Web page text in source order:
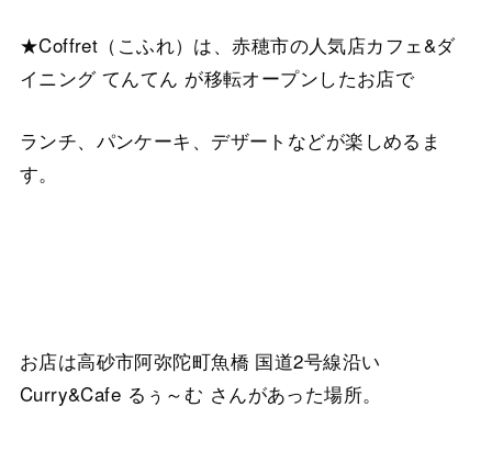
★Coffret（こふれ）は、赤穂市の人気店カフェ&ダ
イニング てんてん が移転オープンしたお店で
ランチ、パンケーキ、デザートなどが楽しめるま
す。
お店は高砂市阿弥陀町魚橋 国道2号線沿い
Curry&Cafe るぅ～む さんがあった場所。